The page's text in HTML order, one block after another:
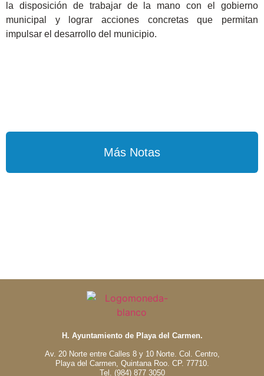
la disposición de trabajar de la mano con el gobierno
municipal y lograr acciones concretas que permitan
impulsar el desarrollo del municipio.
Más Notas
H. Ayuntamiento de Playa del Carmen.
Av. 20 Norte entre Calles 8 y 10 Norte. Col. Centro,
Playa del Carmen, Quintana Roo. CP. 77710.
Tel. (984) 877 3050